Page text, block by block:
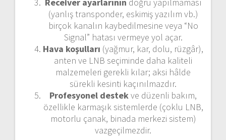
(yanlış transponder, eskimiş yazılım vb.)
birçok kanalın kaybedilmesine veya “No
Signal” hatası vermeye yol açar.
Hava koşulları (yağmur, kar, dolu, rüzgâr),
anten ve LNB seçiminde daha kaliteli
malzemeleri gerekli kılar; aksi hâlde
sürekli kesinti kaçınılmazdır.
Profesyonel destekve düzenli bakım,
özellikle karmaşık sistemlerde (çoklu LNB,
motorlu çanak, binada merkezi sistem)
vazgeçilmezdir.